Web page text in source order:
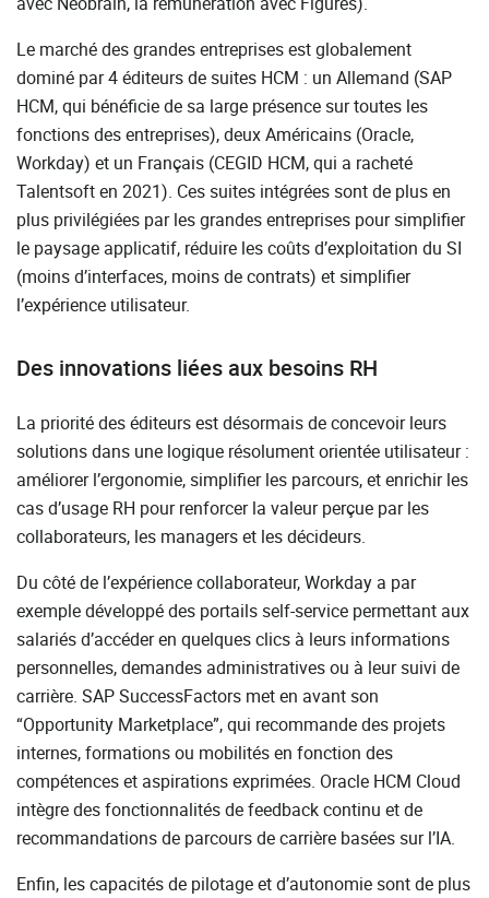
Le marché des grandes entreprises est globalement
dominé par 4 éditeurs de suites HCM : un Allemand (SAP
HCM, qui bénéficie de sa large présence sur toutes les
fonctions des entreprises), deux Américains (Oracle,
Workday) et un Français (CEGID HCM, qui a racheté
Talentsoft en 2021). Ces suites intégrées sont de plus en
plus privilégiées par les grandes entreprises pour simplifier
le paysage applicatif, réduire les coûts d’exploitation du SI
(moins d’interfaces, moins de contrats) et simplifier
l’expérience utilisateur.
Des innovations liées aux besoins RH
La priorité des éditeurs est désormais de concevoir leurs
solutions dans une logique résolument orientée utilisateur :
améliorer l’ergonomie, simplifier les parcours, et enrichir les
cas d’usage RH pour renforcer la valeur perçue par les
collaborateurs, les managers et les décideurs.
Du côté de l’expérience collaborateur, Workday a par
exemple développé des portails self-service permettant aux
salariés d’accéder en quelques clics à leurs informations
personnelles, demandes administratives ou à leur suivi de
carrière. SAP SuccessFactors met en avant son
“Opportunity Marketplace”, qui recommande des projets
internes, formations ou mobilités en fonction des
compétences et aspirations exprimées. Oracle HCM Cloud
intègre des fonctionnalités de feedback continu et de
recommandations de parcours de carrière basées sur l’IA.
Enfin, les capacités de pilotage et d’autonomie sont de plus